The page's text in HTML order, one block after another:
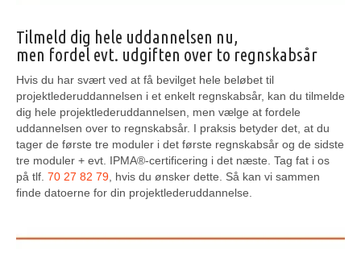
Tilmeld dig hele uddannelsen nu,
men fordel evt. udgiften over to regnskabsår
Hvis du har svært ved at få bevilget hele beløbet til
projektlederuddannelsen i et enkelt regnskabsår, kan du tilmelde
dig hele projektlederuddannelsen, men vælge at fordele
uddannelsen over to regnskabsår. I praksis betyder det, at du
tager de første tre moduler i det første regnskabsår og de sidste
tre moduler + evt. IPMA®-certificering i det næste. Tag fat i os
på tlf. 70 27 82 79, hvis du ønsker dette. Så kan vi sammen
finde datoerne for din projektlederuddannelse.